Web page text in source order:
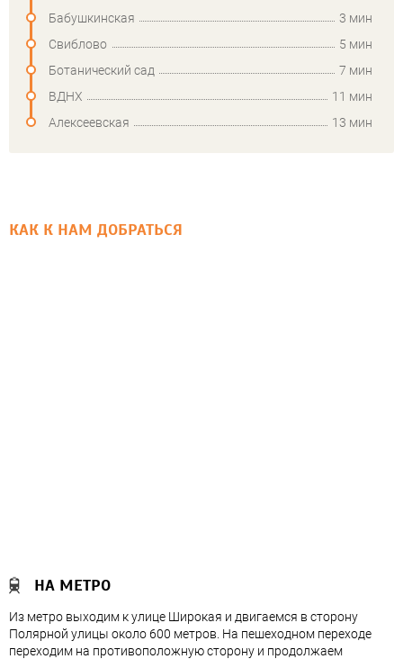
Бабушкинская
3 мин
Свиблово
5 мин
Ботанический сад
7 мин
ВДНХ
11 мин
Алексеевская
13 мин
КАК К НАМ ДОБРАТЬСЯ
НА МЕТРО
Из метро выходим к улице Широкая и двигаемся в сторону
Полярной улицы около 600 метров. На пешеходном переходе
переходим на противоположную сторону и продолжаем